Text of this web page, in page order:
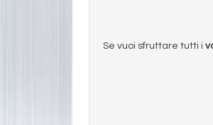
Se vuoi sfruttare tutti i